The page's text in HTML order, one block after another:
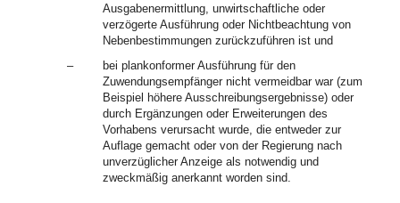
Ausgabenermittlung, unwirtschaftliche oder
verzögerte Ausführung oder Nichtbeachtung von
Nebenbestimmungen zurückzuführen ist und
–
bei plankonformer Ausführung für den
Zuwendungsempfänger nicht vermeidbar war (zum
Beispiel höhere Ausschreibungsergebnisse) oder
durch Ergänzungen oder Erweiterungen des
Vorhabens verursacht wurde, die entweder zur
Auflage gemacht oder von der Regierung nach
unverzüglicher Anzeige als notwendig und
zweckmäßig anerkannt worden sind.